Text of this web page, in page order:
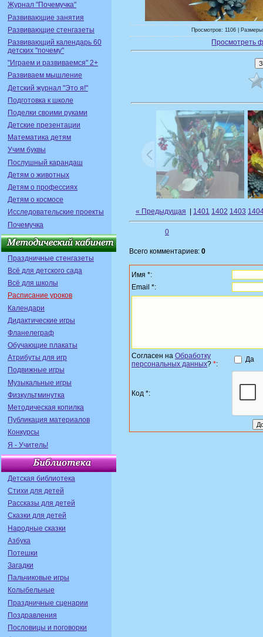
Журнал "Почемучка"
Развивающие занятия
Развивающие стенгазеты
Развивающий календарь 60
детских "почему"
"Играем и развиваемся" 2+
Развиваем мышление
Детский журнал "Это я!"
Подготовка к школе
Поделки своими руками
Детские презентации
Математика детям
Учим буквы
Послушный карандаш
Детям о животных
Детям о профессиях
Детям о космосе
Исследовательские проекты
Почемучка
Праздничные стенгазеты
Всё для детского сада
Всё для школы
Расписание уроков
Календари
Дидактические игры
Фланелеграф
Обучающие плакаты
Атрибуты для игр
Подвижные игры
Музыкальные игры
Физкультминутка
Методическая копилка
Публикация материалов
Конкурсы
Я - Учитель!
Детская библиотека
Стихи для детей
Рассказы для детей
Сказки для детей
Народные сказки
Азбука
Потешки
Загадки
Пальчиковые игры
Колыбельные
Праздничные сценарии
Поздравления
Пословицы и поговорки
Просмотров: 1106 |
Просмотреть
« Предыдущая 1401 1402 1403
0
Всего комментариев: 0
Имя *:
Email *:
Согласен на Обработку
персональных данных? *:
Да
Код *: